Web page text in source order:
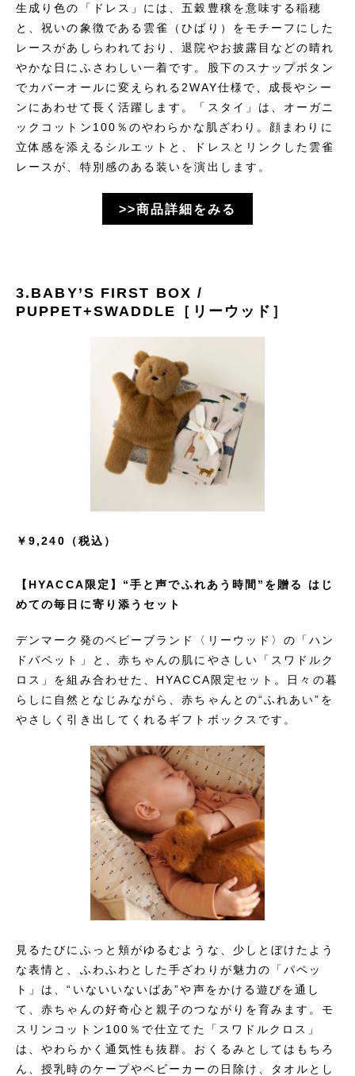
生成り色の「ドレス」には、五穀豊穣を意味する稲穂
と、祝いの象徴である雲雀（ひばり）をモチーフにした
レースがあしらわれており、退院やお披露目などの晴れ
やかな日にふさわしい一着です。股下のスナップボタン
でカバーオールに変えられる2WAY仕様で、成長やシー
ンにあわせて長く活躍します。「スタイ」は、オーガニ
ックコットン100％のやわらかな肌ざわり。顔まわりに
立体感を添えるシルエットと、ドレスとリンクした雲雀
レースが、特別感のある装いを演出します。
>>商品詳細をみる
3.BABY’S FIRST BOX /
PUPPET+SWADDLE［リーウッド］
￥9,240（税込）
【HYACCA限定】“手と声でふれあう時間”を贈る はじ
めての毎日に寄り添うセット
デンマーク発のベビーブランド〈リーウッド〉の「ハン
ドパペット」と、赤ちゃんの肌にやさしい「スワドルク
ロス」を組み合わせた、HYACCA限定セット。日々の暮
らしに自然となじみながら、赤ちゃんとの“ふれあい”を
やさしく引き出してくれるギフトボックスです。
見るたびにふっと頬がゆるむような、少しとぼけたよう
な表情と、ふわふわとした手ざわりが魅力の「パペッ
ト」は、“いないいないばあ”や声をかける遊びを通し
て、赤ちゃんの好奇心と親子のつながりを育みます。モ
スリンコットン100％で仕立てた「スワドルクロス」
は、やわらかく通気性も抜群。おくるみとしてはもちろ
ん、授乳時のケープやベビーカーの日除け、タオルとし